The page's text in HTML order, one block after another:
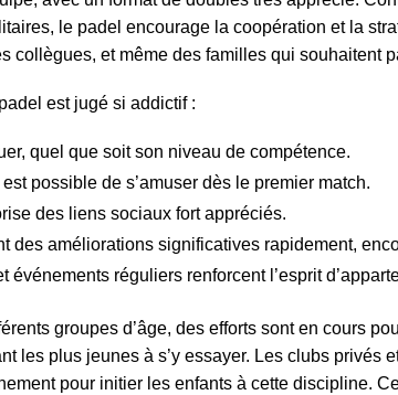
le padel encourage la coopération et la
collègues, et même des familles qui souhaitent
est jugé si addictif :
quel que soit son niveau de compétence.
possible de s’amuser dès le premier match.
des liens sociaux fort appréciés.
des améliorations significatives rapidement,
événements réguliers renforcent l’esprit
groupes d’âge, des efforts sont en cours
les plus jeunes à s’y essayer. Les clubs privés
pour initier les enfants à cette discipline.